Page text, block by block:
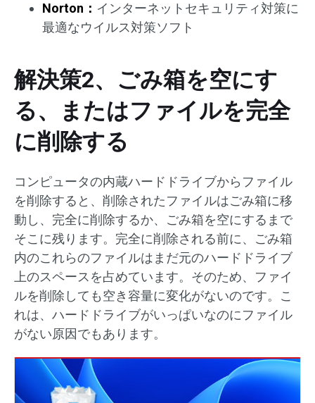
Norton： インターネットセキュリティ対策に
最適なウイルス対策ソフト
解決策2、ごみ箱を空にす
る、またはファイルを完全
に削除する
コンピュータの内蔵ハードドライブからファイル
を削除すると、削除されたファイルはごみ箱に移
動し、完全に削除するか、ごみ箱を空にするまで
そこに残ります。完全に削除される前に、ごみ箱
内のこれらのファイルはまだ元のハードドライブ
上のスペースを占めています。そのため、ファイ
ルを削除しても空き容量に変化がないのです。こ
れは、ハードドライブがいっぱいなのにファイル
がない原因でもあります。